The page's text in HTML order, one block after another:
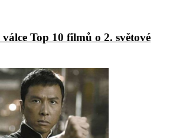
Top 10 filmů o 2. světové